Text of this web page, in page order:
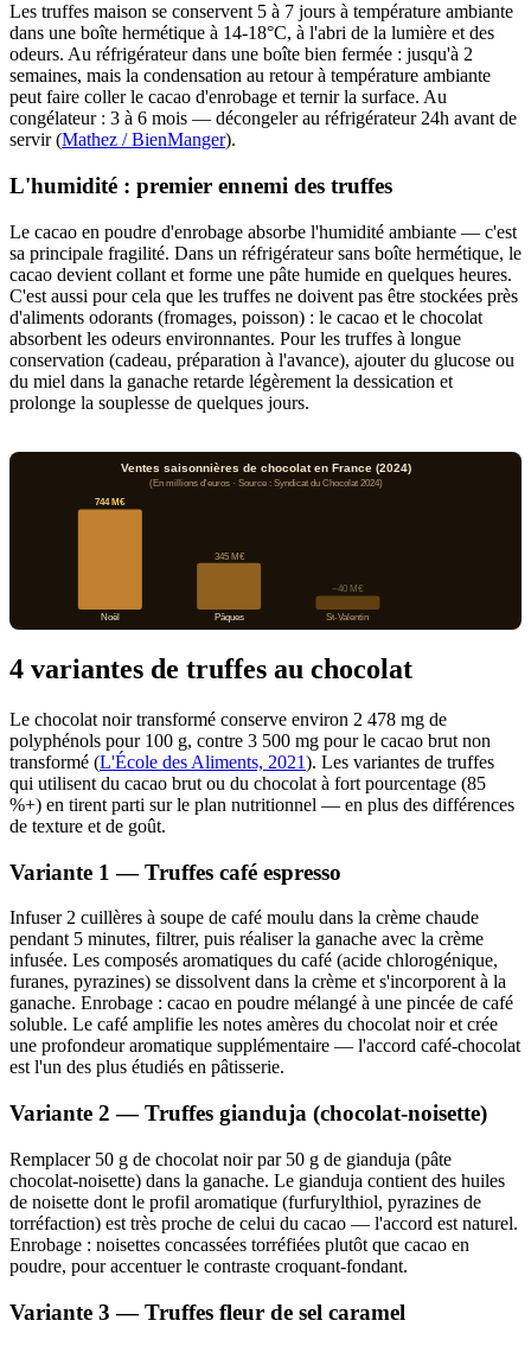
Les truffes maison se conservent 5 à 7 jours à température ambiante
dans une boîte hermétique à 14-18°C, à l'abri de la lumière et des
odeurs. Au réfrigérateur dans une boîte bien fermée : jusqu'à 2
semaines, mais la condensation au retour à température ambiante
peut faire coller le cacao d'enrobage et ternir la surface. Au
congélateur : 3 à 6 mois — décongeler au réfrigérateur 24h avant de
servir (Mathez / BienManger).
L'humidité : premier ennemi des truffes
Le cacao en poudre d'enrobage absorbe l'humidité ambiante — c'est
sa principale fragilité. Dans un réfrigérateur sans boîte hermétique, le
cacao devient collant et forme une pâte humide en quelques heures.
C'est aussi pour cela que les truffes ne doivent pas être stockées près
d'aliments odorants (fromages, poisson) : le cacao et le chocolat
absorbent les odeurs environnantes. Pour les truffes à longue
conservation (cadeau, préparation à l'avance), ajouter du glucose ou
du miel dans la ganache retarde légèrement la dessication et
prolonge la souplesse de quelques jours.
Ventes saisonnières de chocolat en France (2024)
(En millions d'euros · Source : Syndicat du Chocolat 2024)
744 M€
Noël
345 M€
Pâques
~40 M€
St-Valentin
4 variantes de truffes au chocolat
Le chocolat noir transformé conserve environ 2 478 mg de
polyphénols pour 100 g, contre 3 500 mg pour le cacao brut non
transformé (L'École des Aliments, 2021). Les variantes de truffes
qui utilisent du cacao brut ou du chocolat à fort pourcentage (85
%+) en tirent parti sur le plan nutritionnel — en plus des différences
de texture et de goût.
Variante 1 — Truffes café espresso
Infuser 2 cuillères à soupe de café moulu dans la crème chaude
pendant 5 minutes, filtrer, puis réaliser la ganache avec la crème
infusée. Les composés aromatiques du café (acide chlorogénique,
furanes, pyrazines) se dissolvent dans la crème et s'incorporent à la
ganache. Enrobage : cacao en poudre mélangé à une pincée de café
soluble. Le café amplifie les notes amères du chocolat noir et crée
une profondeur aromatique supplémentaire — l'accord café-chocolat
est l'un des plus étudiés en pâtisserie.
Variante 2 — Truffes gianduja (chocolat-noisette)
Remplacer 50 g de chocolat noir par 50 g de gianduja (pâte
chocolat-noisette) dans la ganache. Le gianduja contient des huiles
de noisette dont le profil aromatique (furfurylthiol, pyrazines de
torréfaction) est très proche de celui du cacao — l'accord est naturel.
Enrobage : noisettes concassées torréfiées plutôt que cacao en
poudre, pour accentuer le contraste croquant-fondant.
Variante 3 — Truffes fleur de sel caramel